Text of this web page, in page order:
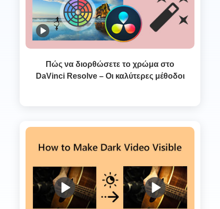
Πώς να διορθώσετε το χρώμα στο
DaVinci Resolve – Οι καλύτερες μέθοδοι